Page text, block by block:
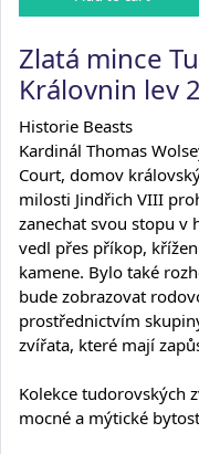
Zlatá mince
Královnin lev
Historie Beasts
Kardinál Thomas
Court, domov
milosti Jindřich VIII
zanechat svou stopu
vedl přes příkop,
kamene. Bylo také
bude zobrazovat
prostřednictvím
zvířata, které mají
Kolekce tudorovských
mocné a mýtické